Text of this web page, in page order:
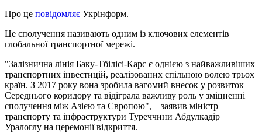
Про це повідомляє Укрінформ.
Це сполучення називають одним із ключових елементів
глобальної транспортної мережі.
"Залізнична лінія Баку-Тбілісі-Карс є однією з найважливіших
транспортних інвестицій, реалізованих спільною волею трьох
країн. З 2017 року вона зробила вагомий внесок у розвиток
Середнього коридору та відіграла важливу роль у зміцненні
сполучення між Азією та Європою", – заявив міністр
транспорту та інфраструктури Туреччини Абдулкадір
Уралоглу на церемонії відкриття.